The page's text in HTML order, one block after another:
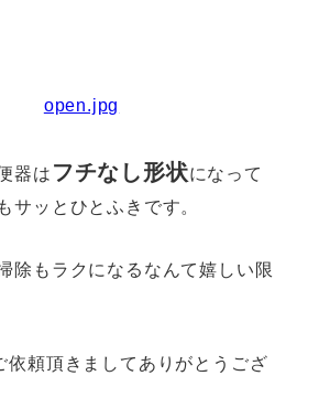
器は フチなし形状になって
サッとひとふきです。
除もラクになるなんて嬉しい限
依頼頂きましてありがとうござ